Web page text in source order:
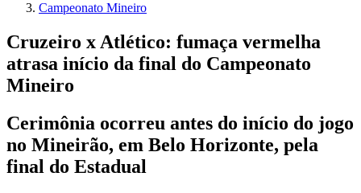
Campeonato Mineiro
Cruzeiro x Atlético: fumaça vermelha
atrasa início da final do Campeonato
Mineiro
Cerimônia ocorreu antes do início do jogo
no Mineirão, em Belo Horizonte, pela
final do Estadual